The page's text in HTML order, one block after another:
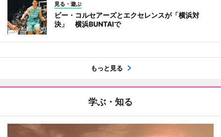
見る・遊ぶ
ビー・コルセアーズとエクセレンスが「横浜対
決」 横浜BUNTAIで
もっと見る
学ぶ・知る